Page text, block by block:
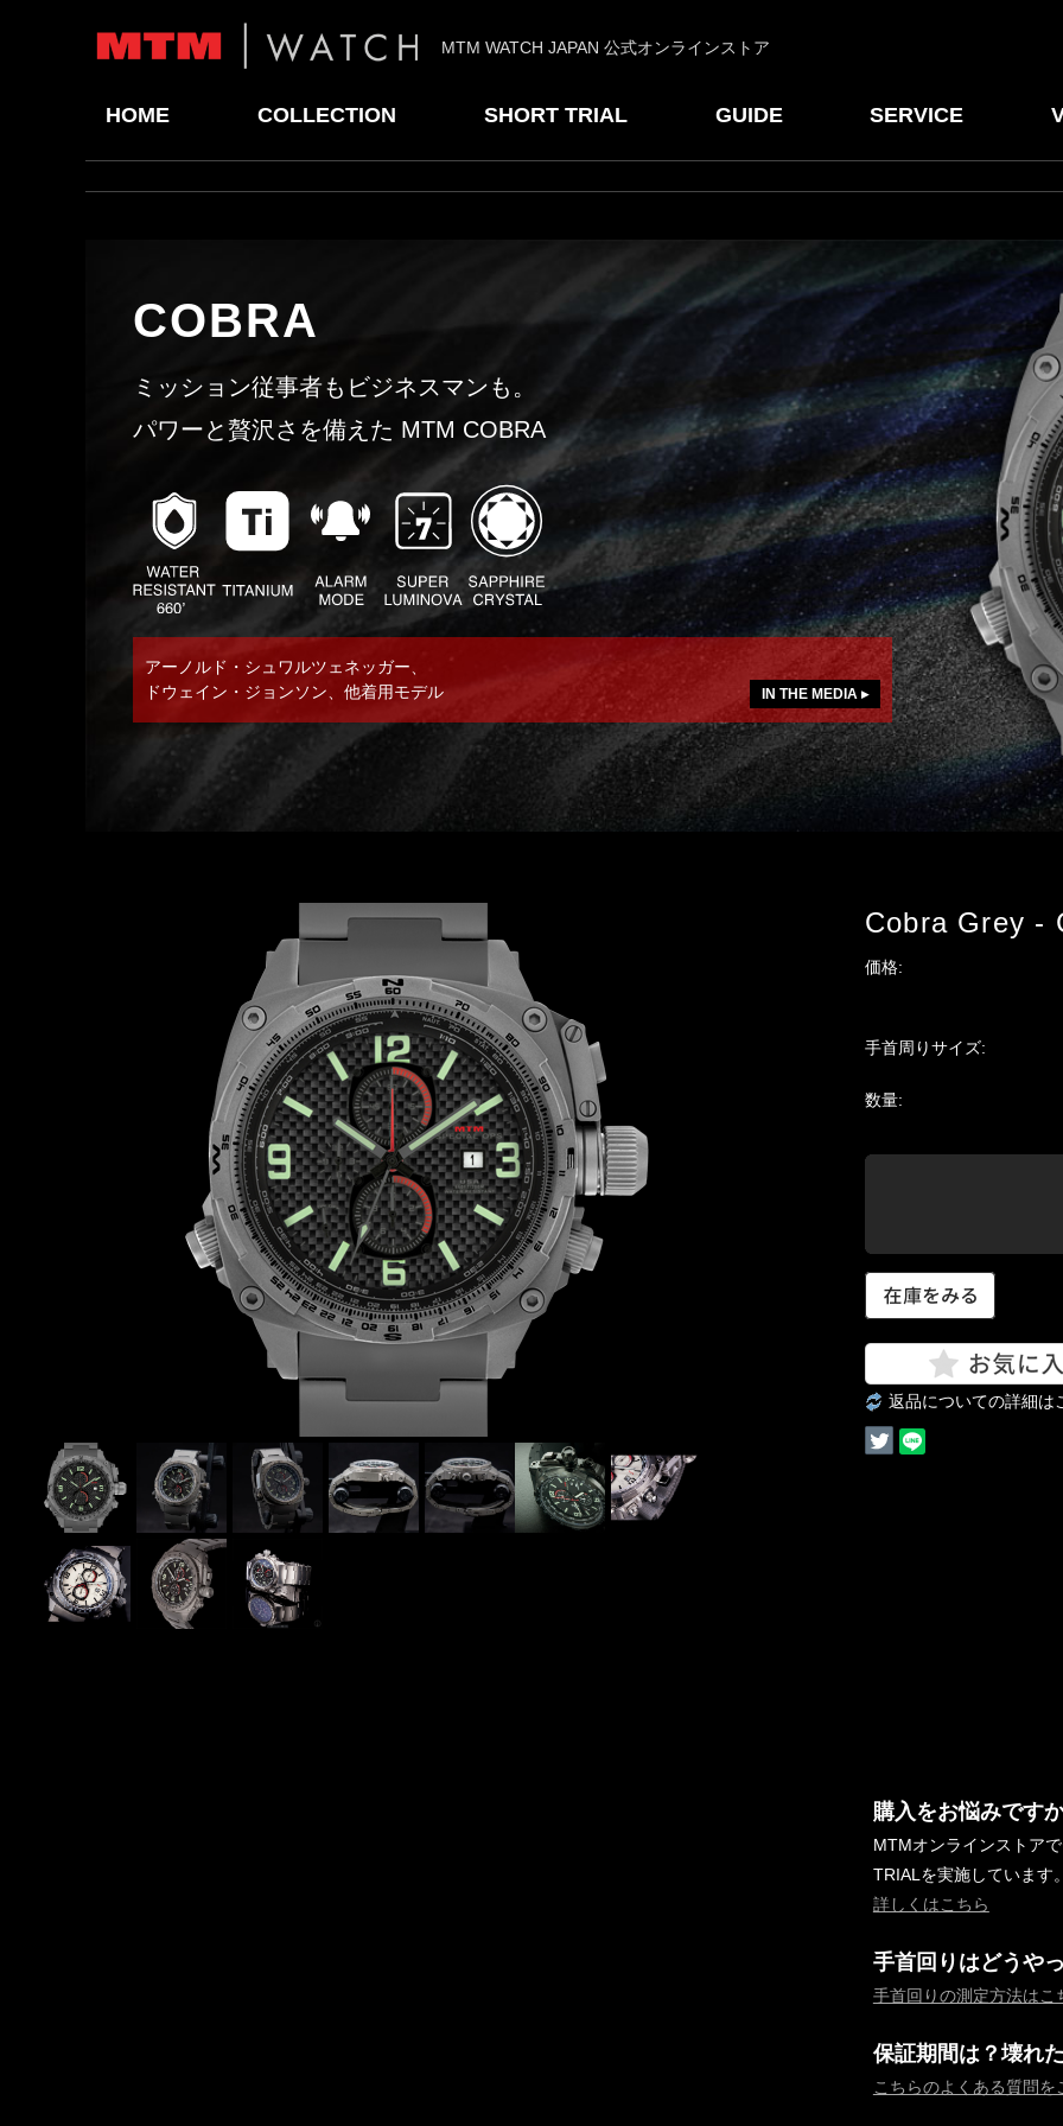
MTM WATCH JAPAN 公式オンラインストア
HOME COLLECTION SHORT TRIAL GUIDE SERVICE
COBRA
ミッション従事者もビジネスマンも。
パワーと贅沢さを備えた MTM COBRA
アーノルド・シュワルツェネッガー、
ドウェイン・ジョンソン、他着用モデル
IN THE MEDIA ▸
Cobra Grey -
価格:
手首周りサイズ:
数量:
返品についての詳細は
購入をお悩みです
MTMオンラインストア
TRIALを実施しています
詳しくはこちら
手首回りはどうや
手首回りの測定方法はこ
保証期間は？壊れ
こちらのよくある質問